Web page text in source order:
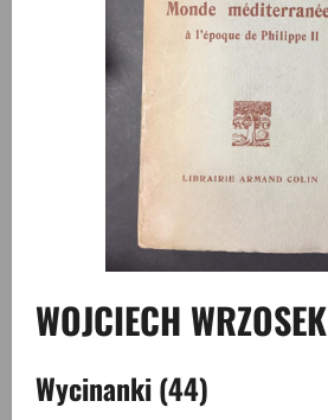
WOJCIECH WRZOSEK
Wycinanki (44)